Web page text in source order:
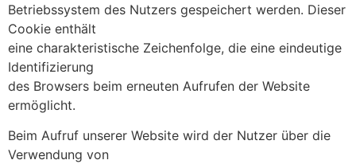
Betriebssystem des Nutzers gespeichert werden. Dieser
Cookie enthält
eine charakteristische Zeichenfolge, die eine eindeutige
Identifizierung
des Browsers beim erneuten Aufrufen der Website
ermöglicht.
Beim Aufruf unserer Website wird der Nutzer über die
Verwendung von